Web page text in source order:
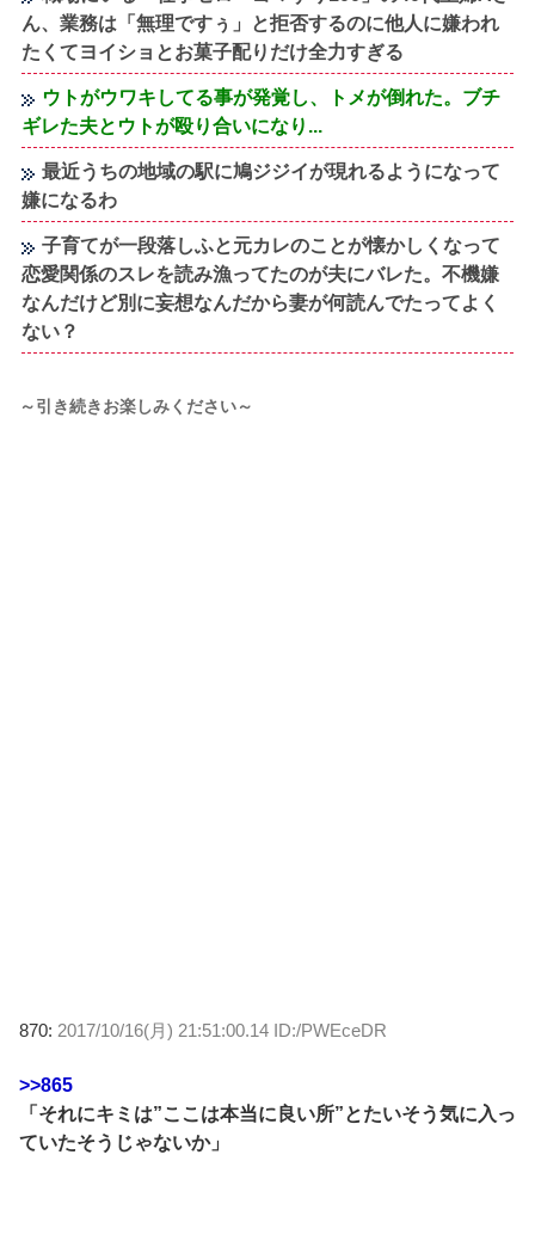
ん、業務は「無理ですぅ」と拒否するのに他人に嫌われ
たくてヨイショとお菓子配りだけ全力すぎる
ウトがウワキしてる事が発覚し、トメが倒れた。ブチ
ギレた夫とウトが殴り合いになり...
最近うちの地域の駅に鳩ジジイが現れるようになって
嫌になるわ
子育てが一段落しふと元カレのことが懐かしくなって
恋愛関係のスレを読み漁ってたのが夫にバレた。不機嫌
なんだけど別に妄想なんだから妻が何読んでたってよく
ない？
～引き続きお楽しみください～
870: 2017/10/16(月) 21:51:00.14 ID:/PWEceDR
>>865
「それにキミは”ここは本当に良い所”とたいそう気に入っ
ていたそうじゃないか」